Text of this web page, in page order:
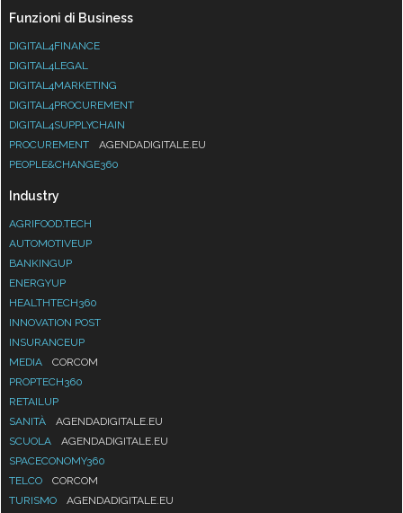
Funzioni di Business
DIGITAL4FINANCE
DIGITAL4LEGAL
DIGITAL4MARKETING
DIGITAL4PROCUREMENT
DIGITAL4SUPPLYCHAIN
PROCUREMENT
AGENDADIGITALE.EU
PEOPLE&CHANGE360
Industry
AGRIFOOD.TECH
AUTOMOTIVEUP
BANKINGUP
ENERGYUP
HEALTHTECH360
INNOVATION POST
INSURANCEUP
MEDIA
CORCOM
PROPTECH360
RETAILUP
SANITÀ
AGENDADIGITALE.EU
SCUOLA
AGENDADIGITALE.EU
SPACECONOMY360
TELCO
CORCOM
TURISMO
AGENDADIGITALE.EU